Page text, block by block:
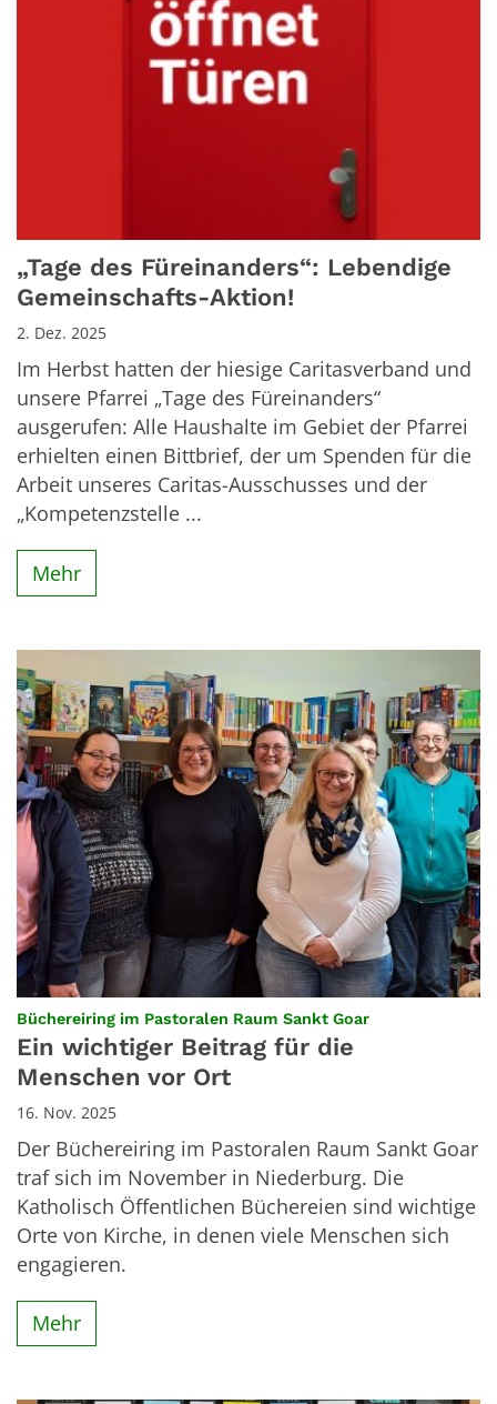
„Tage des Füreinanders“: Lebendige
Gemeinschafts-Aktion!
2. Dez. 2025
Im Herbst hatten der hiesige Caritasverband und
unsere Pfarrei „Tage des Füreinanders“
ausgerufen: Alle Haushalte im Gebiet der Pfarrei
erhielten einen Bittbrief, der um Spenden für die
Arbeit unseres Caritas-Ausschusses und der
„Kompetenzstelle ...
Mehr
Büchereiring im Pastoralen Raum Sankt Goar:
Ein wichtiger Beitrag für die
Menschen vor Ort
16. Nov. 2025
Der Büchereiring im Pastoralen Raum Sankt Goar
traf sich im November in Niederburg. Die
Katholisch Öffentlichen Büchereien sind wichtige
Orte von Kirche, in denen viele Menschen sich
engagieren.
Mehr